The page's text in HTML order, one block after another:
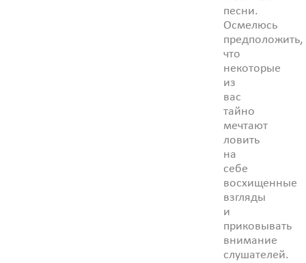
песни.
Осмелюсь
предположить,
что
некоторые
из
вас
тайно
мечтают
ловить
на
себе
восхищенные
взгляды
и
приковывать
внимание
слушателей.